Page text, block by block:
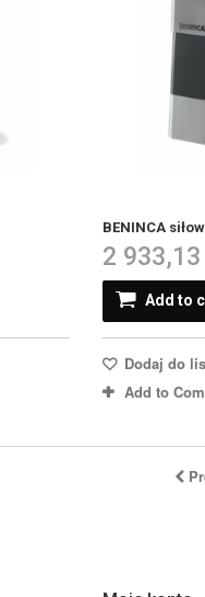
BENINCA
2 933,13
Add to
Dodaj do
Add to